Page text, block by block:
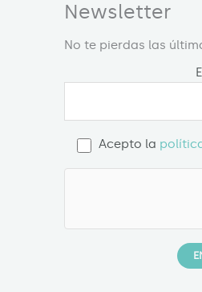
Newsletter
No te pierdas las
Acepto la